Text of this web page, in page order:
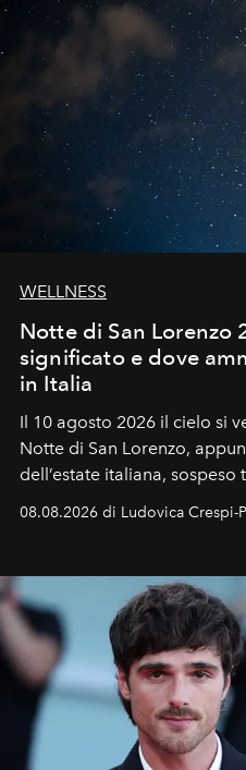
WELLNESS
Notte di San Lorenzo
significato e dove
in Italia
Il 10 agosto 2026 il cielo si
Notte di San Lorenzo,
dell’estate italiana,
Sarà il momento in cui gli
celeste per seguire il
all’universo i desideri più
08.08.2026 di Ludovica Crespi-